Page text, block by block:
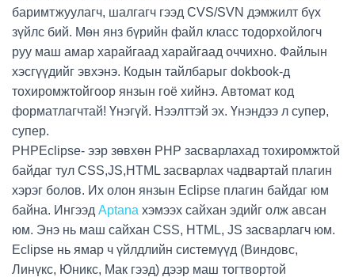
баримтжуулагч, шалгагч гээд CVS/SVN дэмжилт бүх
зүйлс бий. Мөн янз бүрийн файл класс тодорхойлогч
руу маш амар харайгаад харайгаад оччихно. Файлын
хэсгүүдийг эвхэнэ. Кодын тайлбарыг dokbook-д
тохиромжтойгоор янзын гоё хийнэ. Автомат код
форматлагчтай! Үнэгүй. Нээлттэй эх. Үнэндээ л супер,
супер.
PHPEclipse- ээр зөвхөн PHP засварлахад тохиромжтой
байдаг тул CSS,JS,HTML засварлах чадвартай плагин
хэрэг болов. Их олон янзын Eclipse плагин байдаг юм
байна. Ингээд Aptana хэмээх сайхан эдийг олж авсан
юм. Энэ нь маш сайхан CSS, HTML, JS засварлагч юм.
Eclipse нь ямар ч үйлдлийн системүүд (Виндовс,
Линүкс, Юникс, Мак гээд) дээр маш тогтвортой